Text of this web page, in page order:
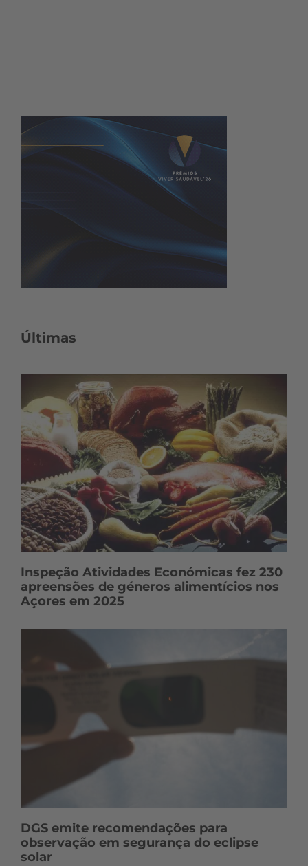
Últimas
Inspeção Atividades Económicas fez 230
apreensões de géneros alimentícios nos
Açores em 2025
DGS emite recomendações para
observação em segurança do eclipse
solar